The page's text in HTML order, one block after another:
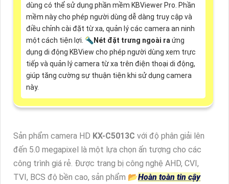
dùng có thể sử dụng phần mềm KBViewer Pro. Phần
mềm này cho phép người dùng dễ dàng truy cập và
điều chỉnh cài đặt từ xa, quản lý các camera an ninh
một cách tiện lợi. 🔦 Nét đặt trưng ngoài ra ứng
dụng di động KBView cho phép người dùng xem trực
tiếp và quản lý camera từ xa trên điện thoại di động,
giúp tăng cường sự thuận tiện khi sử dụng camera
này.
Sản phẩm camera HD KX-C5013C với độ phân giải lên
đến 5.0 megapixel là một lựa chọn ấn tượng cho các
công trình giá rẻ. Được trang bị công nghệ AHD, CVI,
TVI, BCS độ bền cao, sản phẩm 📂Hoàn toàn tin cậy